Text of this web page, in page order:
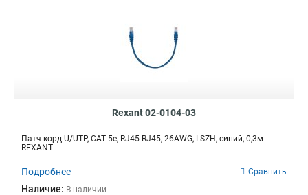
Rexant 02-0104-03
Патч-корд U/UTP, CAT 5e, RJ45-RJ45, 26AWG, LSZH, синий, 0,3м
REXANT
Подробнее Сравнить
Наличие: В наличии